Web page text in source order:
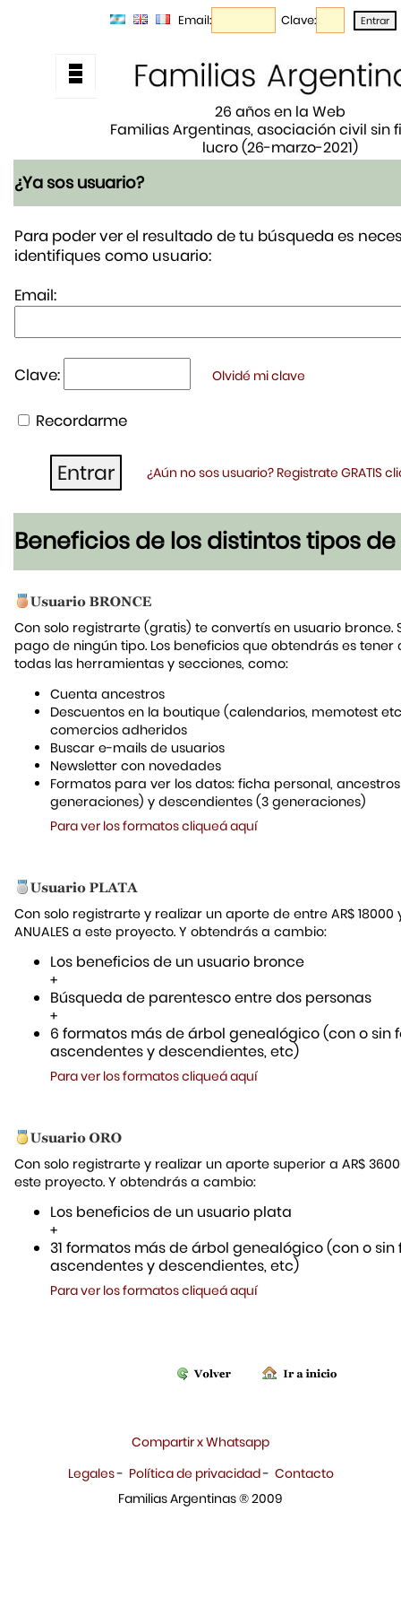
Email: Clave:
26 años en la Web
Familias Argentinas, asociación civil sin
lucro (26-marzo-2021)
¿Ya sos usuario?
Para poder ver el resultado de tu búsqueda es
identifiques como usuario:
Email:
Clave: Olvidé mi clave
Recordarme
¿Aún no sos usuario? Registrate GRATIS
Beneficios de los distintos tipos de
Con solo registrarte (gratis) te convertís en usuario bronce.
pago de ningún tipo. Los beneficios que obtendrás es tener
todas las herramientas y secciones, como:
Cuenta ancestros
Descuentos en la boutique (calendarios, memotest
comercios adheridos
Buscar e-mails de usuarios
Newsletter con novedades
Formatos para ver los datos: ficha personal,
generaciones) y descendientes (3 generaciones)
Para ver los formatos cliqueá aquí
Con solo registrarte y realizar un aporte de entre AR$ 18000
ANUALES a este proyecto. Y obtendrás a cambio:
Los beneficios de un usuario bronce
+
Búsqueda de parentesco entre dos personas
+
6 formatos más de árbol genealógico (con o sin
ascendentes y descendientes, etc)
Para ver los formatos cliqueá aquí
Con solo registrarte y realizar un aporte superior a AR$
este proyecto. Y obtendrás a cambio:
Los beneficios de un usuario plata
+
31 formatos más de árbol genealógico (con o sin
ascendentes y descendientes, etc)
Para ver los formatos cliqueá aquí
Compartir x Whatsapp
Legales- Política de privacidad- Contacto
Familias Argentinas ® 2009